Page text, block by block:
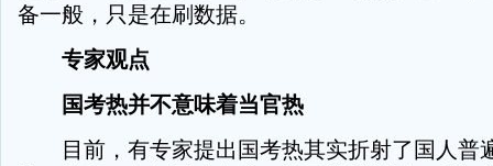
备一般，只是在刷数据。
专家观点
国考热并不意味着当官热
目前，有专家提出国考热其实折射了国人普